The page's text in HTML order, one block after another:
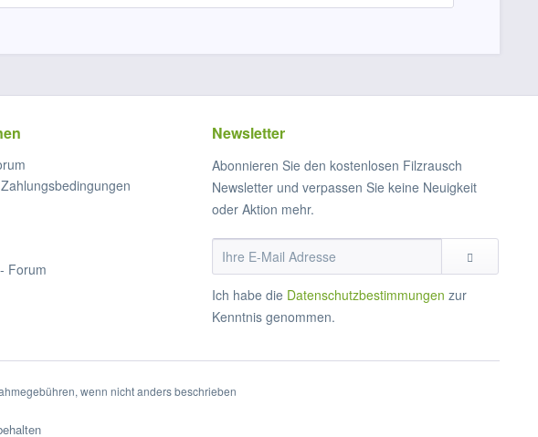
Forum
Newsletter
Abonnieren Sie den kostenlosen Filzrausch
Newsletter und verpassen Sie keine Neuigkeit
oder Aktion mehr.
Ich habe die Datenschutzbestimmungen zur
Kenntnis genommen.
wenn nicht anders beschrieben